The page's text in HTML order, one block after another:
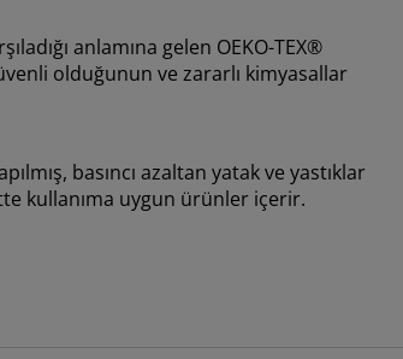
anlamına gelen OEKO-TEX®
olduğunun ve zararlı kimyasallar
basıncı azaltan yatak ve yastıklar
kullanıma uygun ürünler içerir.